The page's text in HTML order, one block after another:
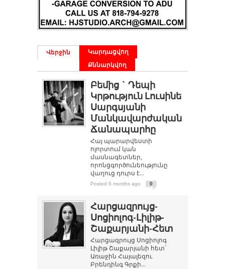
Վերջին
Կարդացվող
Քննարկվող
Բեմից ` Դեպի
Կրթություն Լուսինե
Սարգսյանի
Մանկավարժական
Ճանապարհը
Հայ պարարվեստի
ոլորտում կան
մասնագետներ,
որոնցգործունեությունը
վաղուց դուրս է...
Posted 6 months ago 0
Հարցազրույց-
Սոցիոլոգ-Լիլիթ-
Շաքարյանի-Հետ
Հարցազրույց Սոցիոլոգ
Լիլիթ Շաքարյանի հետ`
Առաջին Հայալեզու
Բրենդինգ Գրքի...